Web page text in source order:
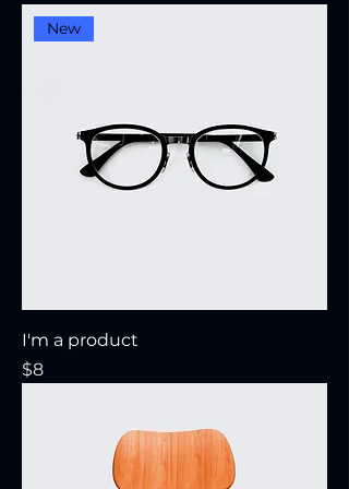
New
I'm a product
Precio
$8